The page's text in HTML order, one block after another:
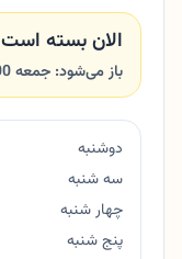
الان بسته است
باز می‌شود: جمعه 09:00
دوشنبه
سه شنبه
چهار شنبه
پنج شنبه